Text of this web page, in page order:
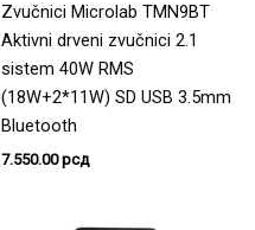
Zvučnici Microlab TMN9BT
Aktivni drveni zvučnici 2.1
sistem 40W RMS
(18W+2*11W) SD USB 3.5mm
Bluetooth
7.550.00рсд